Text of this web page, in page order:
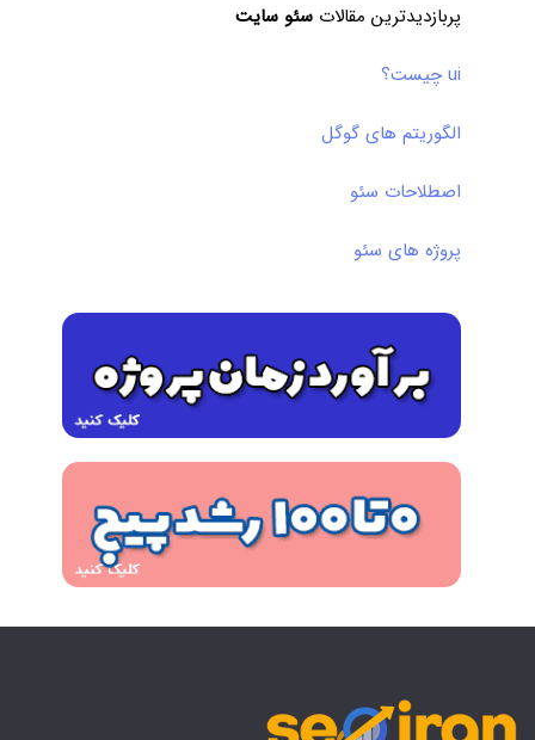
پربازدیدترین مقالات سئو سایت
ui چیست؟
الگوریتم های گوگل
اصطلاحات سئو
پروژه های سئو